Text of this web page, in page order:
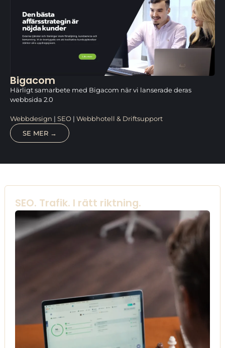
Bigacom
Härligt samarbete med Bigacom när vi lanserade deras
webbsida 2.0
Webbdesign | SEO | Webbhotell & Driftsupport
SE MER →
SEO. Trafik. I rätt riktning.